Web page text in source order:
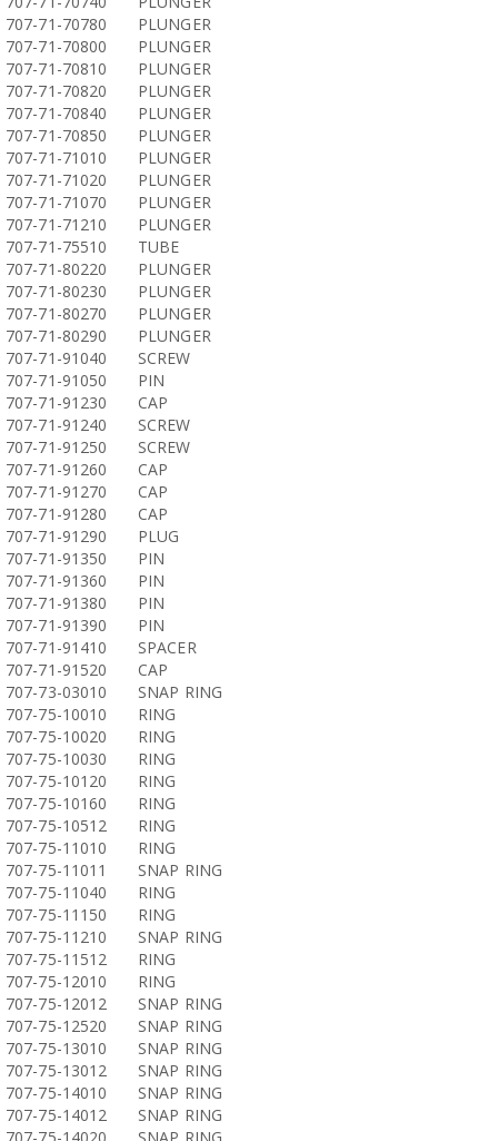
707-71-70780
PLUNGER
707-71-70800
PLUNGER
707-71-70810
PLUNGER
707-71-70820
PLUNGER
707-71-70840
PLUNGER
707-71-70850
PLUNGER
707-71-71010
PLUNGER
707-71-71020
PLUNGER
707-71-71070
PLUNGER
707-71-71210
PLUNGER
707-71-75510
TUBE
707-71-80220
PLUNGER
707-71-80230
PLUNGER
707-71-80270
PLUNGER
707-71-80290
PLUNGER
707-71-91040
SCREW
707-71-91050
PIN
707-71-91230
CAP
707-71-91240
SCREW
707-71-91250
SCREW
707-71-91260
CAP
707-71-91270
CAP
707-71-91280
CAP
707-71-91290
PLUG
707-71-91350
PIN
707-71-91360
PIN
707-71-91380
PIN
707-71-91390
PIN
707-71-91410
SPACER
707-71-91520
CAP
707-73-03010
SNAP RING
707-75-10010
RING
707-75-10020
RING
707-75-10030
RING
707-75-10120
RING
707-75-10160
RING
707-75-10512
RING
707-75-11010
RING
707-75-11011
SNAP RING
707-75-11040
RING
707-75-11150
RING
707-75-11210
SNAP RING
707-75-11512
RING
707-75-12010
RING
707-75-12012
SNAP RING
707-75-12520
SNAP RING
707-75-13010
SNAP RING
707-75-13012
SNAP RING
707-75-14010
SNAP RING
707-75-14012
SNAP RING